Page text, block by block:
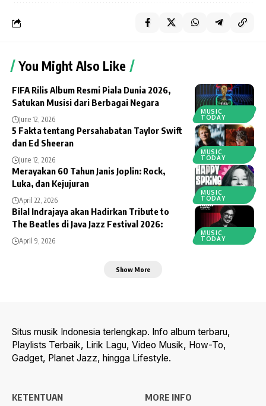
You Might Also Like
MUSIC
TODAY
FIFA Rilis Album Resmi Piala Dunia 2026,
Satukan Musisi dari Berbagai Negara
June 12, 2026
MUSIC
TODAY
5 Fakta tentang Persahabatan Taylor Swift
dan Ed Sheeran
June 12, 2026
MUSIC
TODAY
Merayakan 60 Tahun Janis Joplin: Rock,
Luka, dan Kejujuran
April 22, 2026
MUSIC
TODAY
Bilal Indrajaya akan Hadirkan Tribute to
The Beatles di Java Jazz Festival 2026:
April 9, 2026
Show More
Situs musik Indonesia terlengkap. Info album terbaru,
Playlists Terbaik, Lirik Lagu, Video Musik, How-To,
Gadget, Planet Jazz, hingga Lifestyle.
KETENTUAN MORE INFO